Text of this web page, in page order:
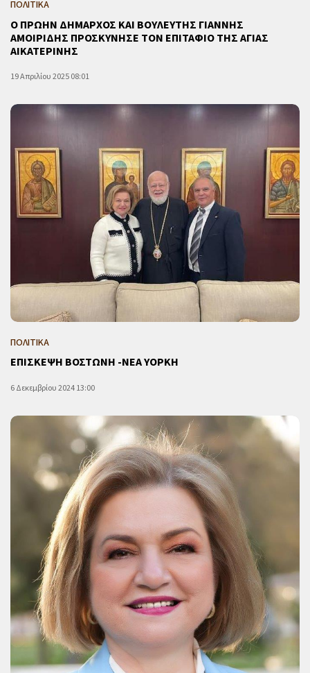
ΠΟΛΙΤΙΚΑ
Ο ΠΡΩΗΝ ΔΗΜΑΡΧΟΣ ΚΑΙ ΒΟΥΛΕΥΤΗΣ ΓΙΑΝΝΗΣ
ΑΜΟΙΡΙΔΗΣ ΠΡΟΣΚΥΝΗΣΕ ΤΟΝ ΕΠΙΤΑΦΙΟ ΤΗΣ ΑΓΙΑΣ
ΑΙΚΑΤΕΡΙΝΗΣ
19 Απριλίου 2025 08:01
ΠΟΛΙΤΙΚΑ
ΕΠΙΣΚΕΨΗ ΒΟΣΤΩΝΗ -ΝΕΑ ΥΟΡΚΗ
6 Δεκεμβρίου 2024 13:00